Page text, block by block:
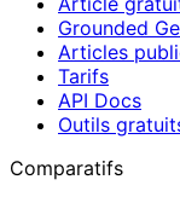
Grounded
Articles
Tarifs
API Docs
Outils
Comparatifs